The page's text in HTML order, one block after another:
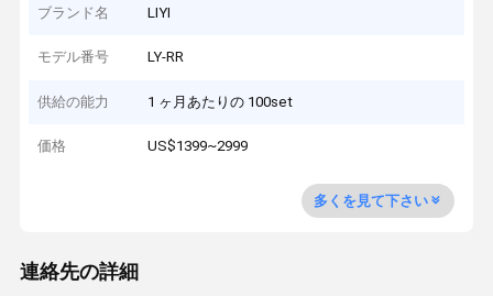
ブランド名 LIYI
モデル番号 LY-RR
供給の能力 1 ヶ月あたりの 100set
価格 US$1399~2999
多くを見て下さい
連絡先の詳細